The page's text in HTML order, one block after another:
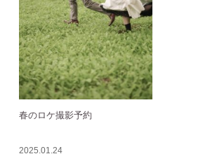
春のロケ撮影予約
2025.01.24